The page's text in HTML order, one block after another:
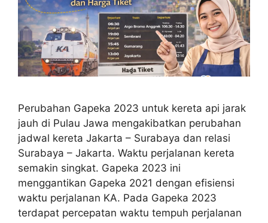
Perubahan Gapeka 2023 untuk kereta api jarak
jauh di Pulau Jawa mengakibatkan perubahan
jadwal kereta Jakarta – Surabaya dan relasi
Surabaya – Jakarta. Waktu perjalanan kereta
semakin singkat. Gapeka 2023 ini
menggantikan Gapeka 2021 dengan efisiensi
waktu perjalanan KA. Pada Gapeka 2023
terdapat percepatan waktu tempuh perjalanan